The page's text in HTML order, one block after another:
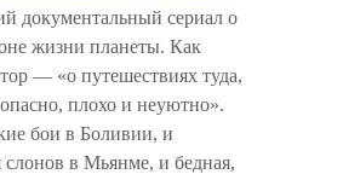
документальный сериал о
жизни планеты. Как
— «о путешествиях туда,
плохо и неуютно».
бои в Боливии, и
слонов в Мьянме, и бедная,